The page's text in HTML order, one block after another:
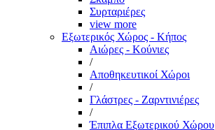
Συρταριέρες
view more
Εξωτερικός Χώρος - Κήπος
Αιώρες - Κούνιες
/
Αποθηκευτικοί Χώροι
/
Γλάστρες - Ζαρντινιέρες
/
Έπιπλα Εξωτερικού Χώρου